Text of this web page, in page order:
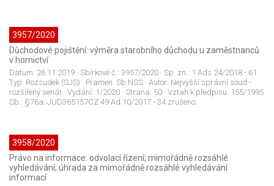
3957/2020
Důchodové pojištění: výměra starobního důchodu u zaměstnanců
v hornictví
Datum: 26.11.2019 · Sbírkové č.: 3957/2020 · Sp. zn.: 1 Ads 24/2018 - 61 ·
Typ: Rozsudek (SJS) · Pramen: Sb.NSS · Autor: Nejvyšší správní soud -
rozšířený senát · Vydání: 1/2020 · Strana: 50 · Vztah k předpisu: 155/1995
Sb.: §76a; JUD365157CZ 49 Ad 10/2017 - 34 zrušeno;
3958/2020
Právo na informace: odvolací řízení; mimořádně rozsáhlé
vyhledávání; úhrada za mimořádně rozsáhlé vyhledávání
informací